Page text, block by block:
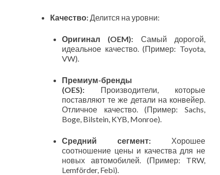
Качество:Делится на уровни:
Оригинал (OEM): Самый дорогой,
идеальное качество. (Пример: Toyota,
VW).
Премиум-бренды
(OES): Производители, которые
поставляют те же детали на конвейер.
Отличное качество. (Пример: Sachs,
Boge, Bilstein, KYB, Monroe).
Средний сегмент: Хорошее
соотношение цены и качества для не
новых автомобилей. (Пример: TRW,
Lemförder, Febi).